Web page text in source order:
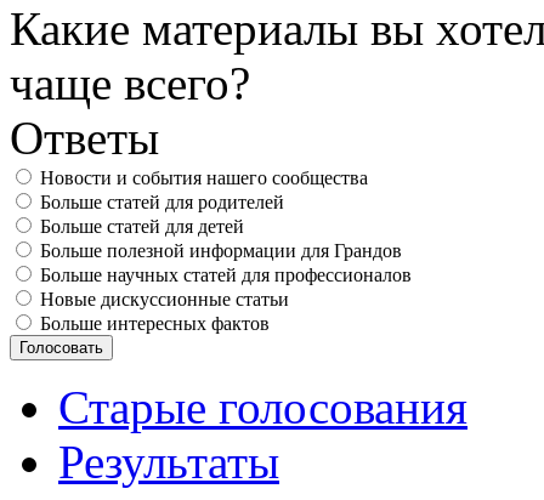
Какие материалы вы
чаще всего?
Ответы
Новости и события нашего сообщества
Больше статей для родителей
Больше статей для детей
Больше полезной информации для Грандов
Больше научных статей для профессионалов
Новые дискуссионные статьи
Больше интересных фактов
Старые голосования
Результаты